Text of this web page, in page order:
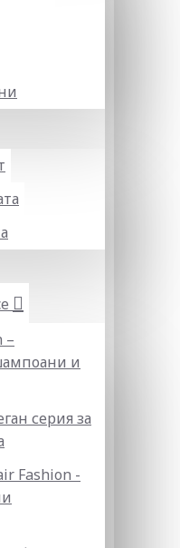
–
и
серия за
Fashion -